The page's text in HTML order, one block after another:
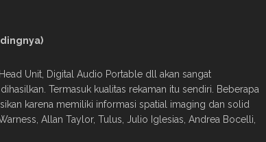
Unit, Digital Audio Portable dll akan sangat
Termasuk kualitas rekaman itu sendiri. Beberapa
karena memiliki informasi spatial imaging dan solid
Allan Taylor, Tulus, Julio Iglesias, Andrea Bocelli,